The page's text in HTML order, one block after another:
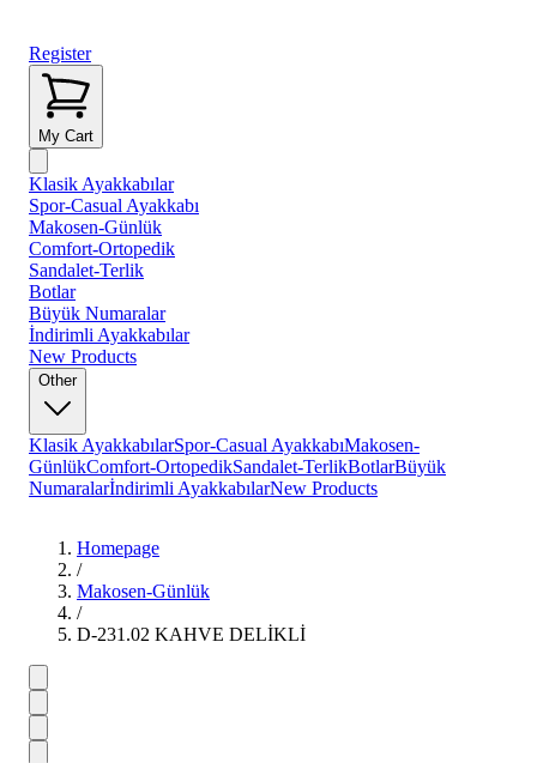
Register
My Cart
Klasik Ayakkabılar
Spor-Casual Ayakkabı
Makosen-Günlük
Comfort-Ortopedik
Sandalet-Terlik
Botlar
Büyük Numaralar
İndirimli Ayakkabılar
New Products
Other
Klasik AyakkabılarSpor-Casual AyakkabıMakosen-
GünlükComfort-OrtopedikSandalet-TerlikBotlarBüyük
Numaralarİndirimli AyakkabılarNew Products
Homepage
/
Makosen-Günlük
/
D-231.02 KAHVE DELİKLİ